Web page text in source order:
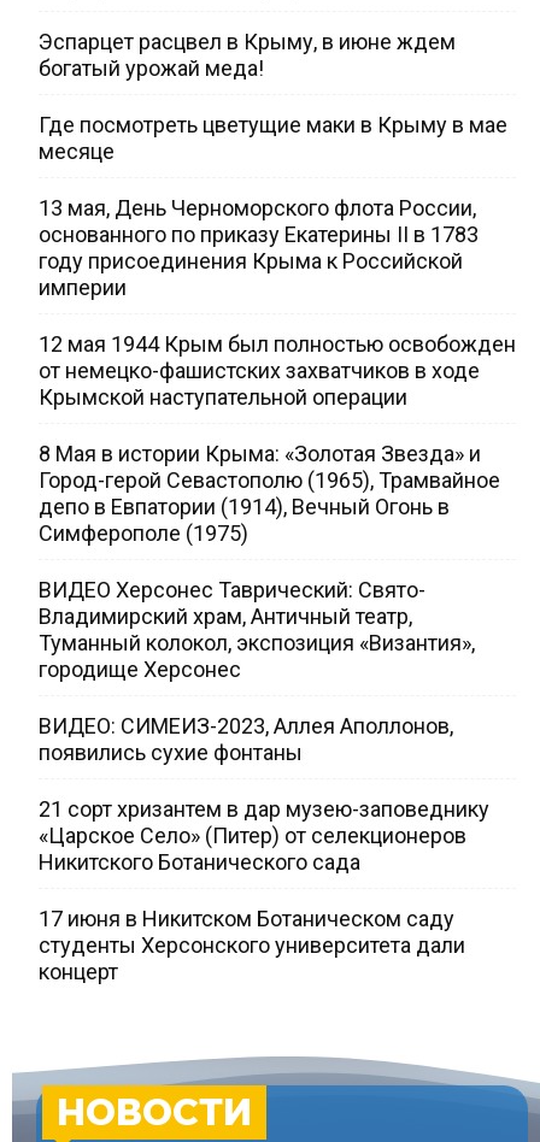
Эспарцет расцвел в Крыму, в июне ждем
богатый урожай меда!
Где посмотреть цветущие маки в Крыму в мае
месяце
13 мая, День Черноморского флота России,
основанного по приказу Екатерины II в 1783
году присоединения Крыма к Российской
империи
12 мая 1944 Крым был полностью освобожден
от немецко-фашистских захватчиков в ходе
Крымской наступательной операции
8 Мая в истории Крыма: «Золотая Звезда» и
Город-герой Севастополю (1965), Трамвайное
депо в Евпатории (1914), Вечный Огонь в
Симферополе (1975)
ВИДЕО Херсонес Таврический: Свято-
Владимирский храм, Античный театр,
Туманный колокол, экспозиция «Византия»,
городище Херсонес
ВИДЕО: СИМЕИЗ-2023, Аллея Аполлонов,
появились сухие фонтаны
21 сорт хризантем в дар музею-заповеднику
«Царское Село» (Питер) от селекционеров
Никитского Ботанического сада
17 июня в Никитском Ботаническом саду
студенты Херсонского университета дали
концерт
НОВОСТИ